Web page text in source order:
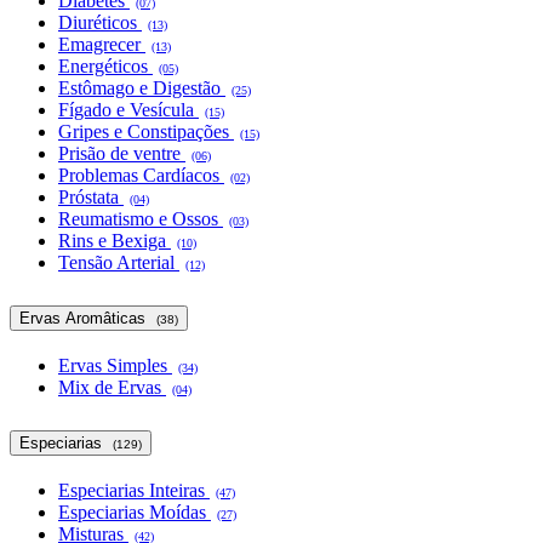
(07)
Diuréticos (13)
Emagrecer (13)
Energéticos (05)
Estômago e Digestão (25)
Fígado e Vesícula (15)
Gripes e Constipações (15)
Prisão de ventre (06)
Problemas Cardíacos (02)
Próstata (04)
Reumatismo e Ossos (03)
Rins e Bexiga (10)
Tensão Arterial (12)
Ervas Aromâticas (38)
Ervas Simples (34)
Mix de Ervas (04)
Especiarias (129)
Especiarias Inteiras (47)
Especiarias Moídas (27)
Misturas (42)